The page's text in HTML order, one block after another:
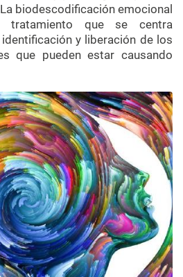
biodescodificación emocional
que se centra
y liberación de los
que pueden estar causando